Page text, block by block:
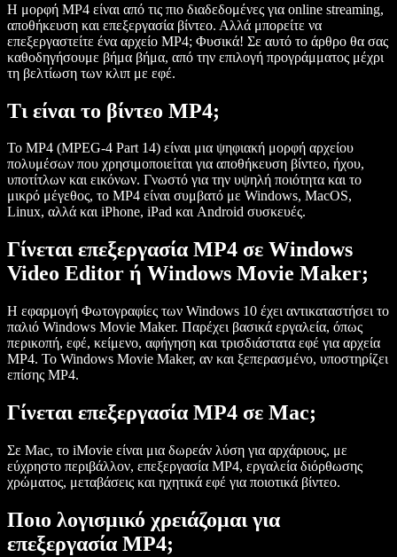
Η μορφή MP4 είναι από τις πιο διαδεδομένες για online streaming,
αποθήκευση και επεξεργασία βίντεο. Αλλά μπορείτε να
επεξεργαστείτε ένα αρχείο MP4; Φυσικά! Σε αυτό το άρθρο θα σας
καθοδηγήσουμε βήμα βήμα, από την επιλογή προγράμματος μέχρι
τη βελτίωση των κλιπ με εφέ.
Τι είναι το βίντεο MP4;
Το MP4 (MPEG-4 Part 14) είναι μια ψηφιακή μορφή αρχείου
πολυμέσων που χρησιμοποιείται για αποθήκευση βίντεο, ήχου,
υποτίτλων και εικόνων. Γνωστό για την υψηλή ποιότητα και το
μικρό μέγεθος, το MP4 είναι συμβατό με Windows, MacOS,
Linux, αλλά και iPhone, iPad και Android συσκευές.
Γίνεται επεξεργασία MP4 σε Windows
Video Editor ή Windows Movie Maker;
Η εφαρμογή Φωτογραφίες των Windows 10 έχει αντικαταστήσει το
παλιό Windows Movie Maker. Παρέχει βασικά εργαλεία, όπως
περικοπή, εφέ, κείμενο, αφήγηση και τρισδιάστατα εφέ για αρχεία
MP4. Το Windows Movie Maker, αν και ξεπερασμένο, υποστηρίζει
επίσης MP4.
Γίνεται επεξεργασία MP4 σε Mac;
Σε Mac, το iMovie είναι μια δωρεάν λύση για αρχάριους, με
εύχρηστο περιβάλλον, επεξεργασία MP4, εργαλεία διόρθωσης
χρώματος, μεταβάσεις και ηχητικά εφέ για ποιοτικά βίντεο.
Ποιο λογισμικό χρειάζομαι για
επεξεργασία MP4;